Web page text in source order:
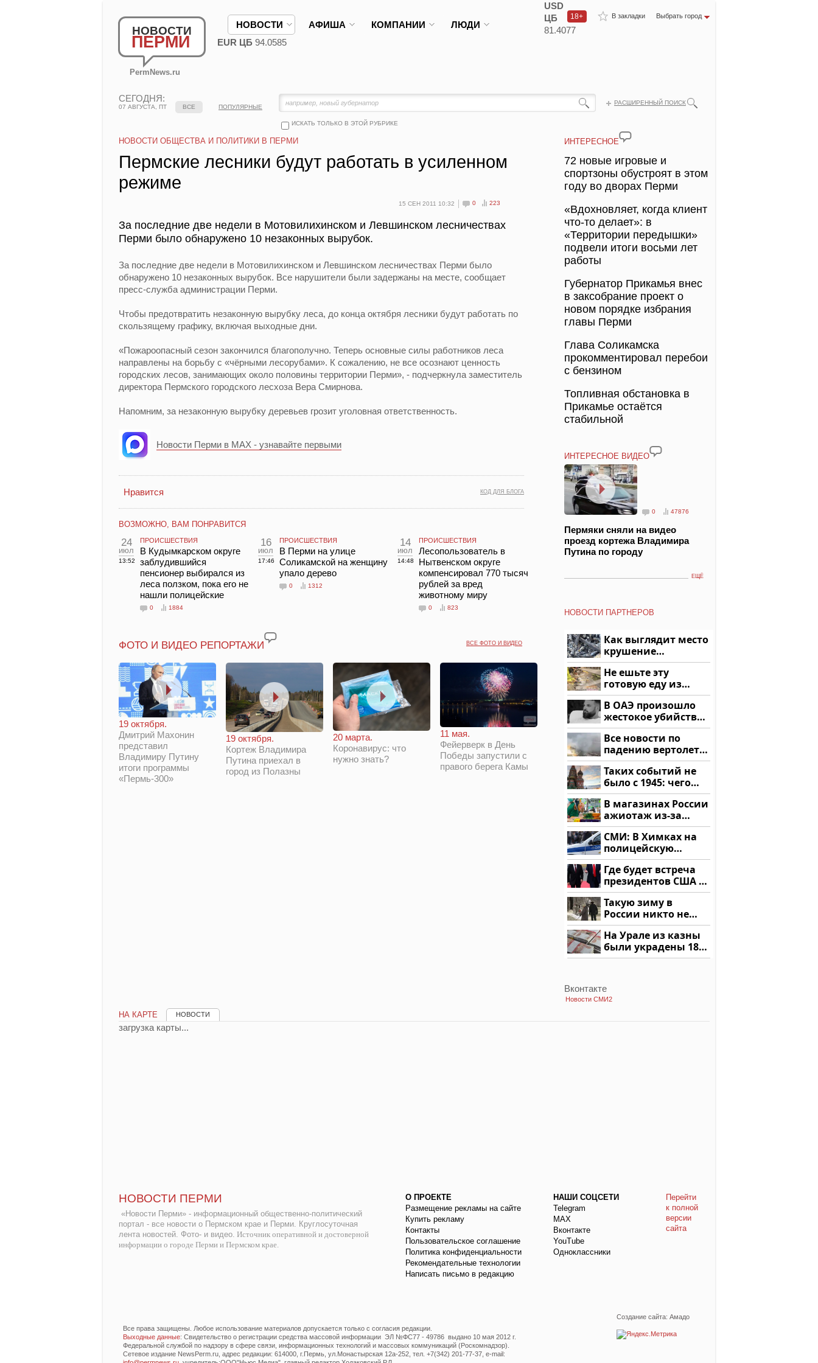
НОВОСТИ
ПЕРМИ
PermNews.ru
В закладки Выбрать город
18+
НОВОСТИ АФИША КОМПАНИИ ЛЮДИ
USD
ЦБ
81.4077
EUR ЦБ 94.0585
СЕГОДНЯ:
07 АВГУСТА, ПТ
РАСШИРЕННЫЙ ПОИСК
ИСКАТЬ ТОЛЬКО В ЭТОЙ РУБРИКЕ
ВСЕ ПОПУЛЯРНЫЕ
НОВОСТИ ОБЩЕСТВА И ПОЛИТИКИ В ПЕРМИ
Пермские лесники будут работать в усиленном
режиме
15 СЕН 2011 10:32 0 223
За последние две недели в Мотовилихинском и Левшинском лесничествах
Перми было обнаружено 10 незаконных вырубок.
За последние две недели в Мотовилихинском и Левшинском лесничествах Перми было
обнаружено 10 незаконных вырубок. Все нарушители были задержаны на месте, сообщает
пресс-служба администрации Перми.
Чтобы предотвратить незаконную вырубку леса, до конца октября лесники будут работать по
скользящему графику, включая выходные дни.
«Пожароопасный сезон закончился благополучно. Теперь основные силы работников леса
направлены на борьбу с «чёрными лесорубами». К сожалению, не все осознают ценность
городских лесов, занимающих около половины территории Перми», - подчеркнула заместитель
директора Пермского городского лесхоза Вера Смирнова.
Напомним, за незаконную вырубку деревьев грозит уголовная ответственность.
Новости Перми в MAX - узнавайте первыми
КОД ДЛЯ БЛОГА
Нравится
ВОЗМОЖНО, ВАМ ПОНРАВИТСЯ
24
июл
13:52
ПРОИСШЕСТВИЯ
В Кудымкарском округе
заблудившийся
пенсионер выбирался из
леса ползком, пока его не
нашли полицейские
0 1884
16
июл
17:46
ПРОИСШЕСТВИЯ
В Перми на улице
Соликамской на женщину
упало дерево
0 1312
14
июл
14:48
ПРОИСШЕСТВИЯ
Лесопользователь в
Нытвенском округе
компенсировал 770 тысяч
рублей за вред
животному миру
0 823
ВСЕ ФОТО И ВИДЕО
ФОТО И ВИДЕО РЕПОРТАЖИ
19 октября.
Дмитрий Махонин
представил
Владимиру Путину
итоги программы
«Пермь-300»
19 октября.
Кортеж Владимира
Путина приехал в
город из Полазны
20 марта.
Коронавирус: что
нужно знать?
11 мая.
Фейерверк в День
Победы запустили с
правого берега Камы
ИНТЕРЕСНОЕ
72 новые игровые и
спортзоны обустроят в этом
году во дворах Перми
«Вдохновляет, когда клиент
что-то делает»: в
«Территории передышки»
подвели итоги восьми лет
работы
Губернатор Прикамья внес
в заксобрание проект о
новом порядке избрания
главы Перми
Глава Соликамска
прокомментировал перебои
с бензином
Топливная обстановка в
Прикамье остаётся
стабильной
ИНТЕРЕСНОЕ ВИДЕО
0 47876
Пермяки сняли на видео
проезд кортежа Владимира
Путина по городу
ЕЩЁ
НОВОСТИ ПАРТНЕРОВ
Как выглядит место
крушение
вертолета на
Кавказе: смотреть
Не ешьте эту
готовую еду из
магазина: список
В ОАЭ произошло
жестокое убийство
криптомиллионера
Все новости по
падению вертолета
на Кавказе: читать
здесь
Таких событий не
было с 1945: чего
ждать всем нам?
В магазинах России
ажиотаж из-за
этого продукта: что
купить?
СМИ: В Химках на
полицейскую
машину напали и
подожгли.
Где будет встреча
президентов США и
России: Европа?
Такую зиму в
России никто не
ждал: как так?!
На Урале из казны
были украдены 18
миллионов рублей
Вконтакте
Новости СМИ2
НА КАРТЕ НОВОСТИ
загрузка карты...
НОВОСТИ ПЕРМИ
«Новости Перми» - информационный общественно-политический
портал - все новости о Пермском крае и Перми. Круглосуточная
лента новостей. Фото- и видео. Источник оперативной и достоверной
информации о городе Перми и Пермском крае.
О ПРОЕКТЕ
Размещение рекламы на сайте
Купить рекламу
Контакты
Пользовательское соглашение
Политика конфиденциальности
Рекомендательные технологии
Написать письмо в редакцию
НАШИ СОЦСЕТИ
Telegram
МАХ
Вконтакте
YouTube
Одноклассники
Перейти
к полной
версии
сайта
Создание сайта: Амадо
Все права защищены. Любое использование материалов допускается только с согласия редакции.
Выходные данные: Свидетельство о регистрации средства массовой информации ЭЛ №ФС77 - 49786 выдано 10 мая 2012 г.
Федеральной службой по надзору в сфере связи, информационных технологий и массовых коммуникаций (Роскомнадзор).
Сетевое издание NewsPerm.ru, адрес редакции: 614000, г.Пермь, ул.Монастырская 12а-252, тел. +7(342) 201-77-37, e-mail: